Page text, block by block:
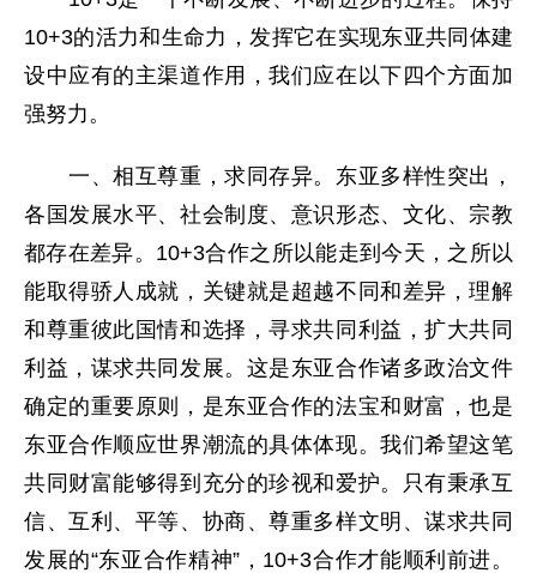
10+3的活力和生命力，发挥它在实现东亚共同体建
设中应有的主渠道作用，我们应在以下四个方面加
强努力。
一、相互尊重，求同存异。东亚多样性突出，
各国发展水平、社会制度、意识形态、文化、宗教
都存在差异。10+3合作之所以能走到今天，之所以
能取得骄人成就，关键就是超越不同和差异，理解
和尊重彼此国情和选择，寻求共同利益，扩大共同
利益，谋求共同发展。这是东亚合作诸多政治文件
确定的重要原则，是东亚合作的法宝和财富，也是
东亚合作顺应世界潮流的具体体现。我们希望这笔
共同财富能够得到充分的珍视和爱护。只有秉承互
信、互利、平等、协商、尊重多样文明、谋求共同
发展的“东亚合作精神”，10+3合作才能顺利前进。